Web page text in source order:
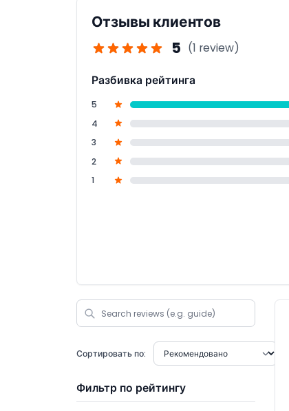
Отзывы клиентов
5 (1 review)
Разбивка рейтинга
5
4
3
2
1
Сортировать по:
Фильтр по рейтингу